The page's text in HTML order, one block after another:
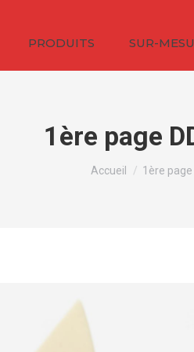
PRODUITS SUR-
1ère page
Vous êtes ici :
Accueil 1ère